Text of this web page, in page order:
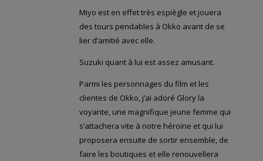
Miyo est en effet très espiègle et jouera
des tours pendables à Okko avant de se
lier d’amitié avec elle.
Suzuki quant à lui est assez amusant.
Parmi les personnages du film et les
clientes de Okko, j’ai adoré Glory la
voyante, une magnifique jeune femme qui
s’attachera vite à notre héroïne et qui lui
proposera ensuite de sortir ensemble, de
faire les boutiques et elle renouvellera